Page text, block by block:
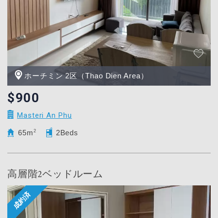
ホーチミン 2区（Thao Dien Area）
$900
Masteri An Phu
65m 2 2Beds
高層階2ベッドルーム